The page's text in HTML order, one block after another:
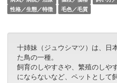
性格／生態／特徴
毛色／毛質
十姉妹（ジュウシマツ）は、日
た鳥の一種。
飼育のしやすさや、繁殖のしや
にならないなど、ペットとして